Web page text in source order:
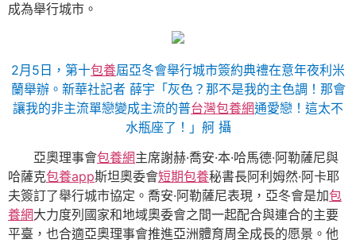
成為舉行城市。
2月5日，第十包養屆亞冬會舉行城市簽約典禮在意年夜利米
蘭舉辦。新華社記者 薛宇「灰色？那不是我的主色調！那會
讓我的非主流單戀變成主流的普台灣包養網通愛戀！這太不
水瓶座了！」舸 攝
亞奧理事會包養網主席謝赫·喬安·本·哈馬德·阿勒薩尼與
哈薩克包養app斯坦奧委會短期包養秘書長阿利姆然·阿卡耶
夫簽訂了舉行城市協定。喬安·阿勒薩尼表現，亞冬會是加包
養網大力度列國家和地域奧委會之間一起配合與連合的主要
平臺，也合適亞奧理事會推進亞洲體育周全成長的愿景。他